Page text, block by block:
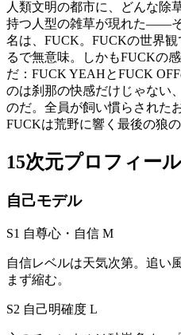
人類文明の都市に、どんな除
持つ人型の雑草が現れた——
名は、FUCK。FUCKの世界
るで無意味。しかもFUCKの
だ：FUCK YEAHとFUCK
のは刹那の快感だけじゃない
のだ。全員が飼い慣らされた
FUCKは荒野に響く最後の狼の
15次元プロフィール
自己モデル
S1 自尊心・自信 M
自信レベルは天気次第。追い
まず縮む。
S2 自己明確度 L